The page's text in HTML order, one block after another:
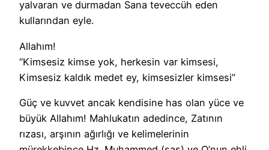
yalvaran ve durmadan Sana teveccüh eden
kullarından eyle.
Allahım!
“Kimsesiz kimse yok, herkesin var kimsesi,
Kimsesiz kaldık medet ey, kimsesizler kimsesi”
Güç ve kuvvet ancak kendisine has olan yüce ve
büyük Allahım! Mahlukatın adedince, Zatının
rızası, arşının ağırlığı ve kelimelerinin